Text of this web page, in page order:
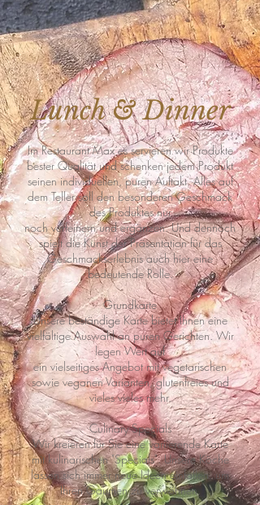
Lunch & Dinner
Im Restaurant Max´es servieren wir Produkte
bester Qualität und schenken jedem Produkt
seinen individuellen, puren Auftakt. Alles auf
dem Teller soll den besonderen Geschmack
des Produktes nur
noch verfeinern und ergänzen. Und dennoch
spielt die Kunst der Präsentation für das
Geschmackserlebnis auch hier eine
bedeutende Rolle.
Grundkarte
Unsere beständige Karte bietet Ihnen eine
vielfältige Auswahl an puren Gerichten. Wir
legen Wert auf
ein vielseitiges Angebot mit vegetarischen
sowie veganen Varianten, glutenfreies und
vieles vieles mehr.
Culinary Specials
Wir kreieren für Sie eine variierende Karte
mit kulinarischen "Specials". Unsere Köche
lassen sich immer neue Ideen einfallen, um
Ihren Gaumen zu verwöhnen.